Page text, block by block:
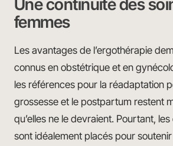
Une continuité des
femmes
Les avantages de l’ergothérapie
connus en obstétrique et en
les références pour la réadaptation
grossesse et le postpartum restent
qu’elles ne le devraient. Pourtant,
sont idéalement placés pour